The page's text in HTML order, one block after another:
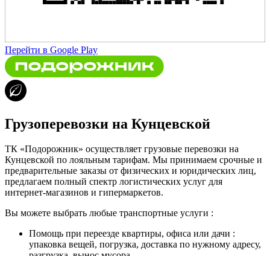
Перейти в Google Play
Грузоперевозки на Кунцевской
ТК «Подорожник» осуществляет грузовые перевозки на
Кунцевской по лояльным тарифам. Мы принимаем срочные и
предварительные заказы от физических и юридических лиц,
предлагаем полный спектр логистических услуг для
интернет-магазинов и гипермаркетов.
Вы можете выбрать любые транспортные услуги :
Помощь при переезде квартиры, офиса или дачи :
упаковка вещей, погрузка, доставка по нужному адресу,